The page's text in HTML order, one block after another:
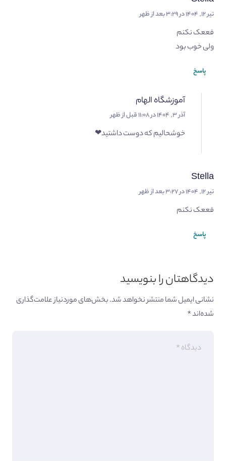
تیر ۱۲, ۱۴۰۴ در ۳:۲۹ بعد از ظهر
فععک نکنم
ولی خوب بود
پاسخ
آموزشگاه الهام
آذر ۳, ۱۴۰۴ در ۱۱:۰۸ قبل از ظهر
خوشحالیم که دوست داشتید❤
Stella
تیر ۱۲, ۱۴۰۴ در ۳:۲۷ بعد از ظهر
فععک نکنم
پاسخ
دیدگاهتان را بنویسید
نشانی ایمیل شما منتشر نخواهد شد.بخش‌های موردنیاز علامت‌گذاری
شده‌اند*